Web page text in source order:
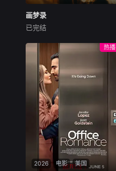
画梦录
代露娃
民国的上海滩，身怀绝技的孤
女画师许雁真，意外与身陷危
局的融汇银行总账姜心羽产生
交集。姜心羽遭人陷害，只得
与许雁真结盟，彼时银行欲将
国宝名画低价卖给外国人，许
雁真凭借自身精湛画技仿造名
画、偷天换日。几经波折，两
人联手在各方势力的夹缝间巧
妙周旋，共历险阻，破解重重
困境。
画梦录
已完结
2026 电影 美国
热播